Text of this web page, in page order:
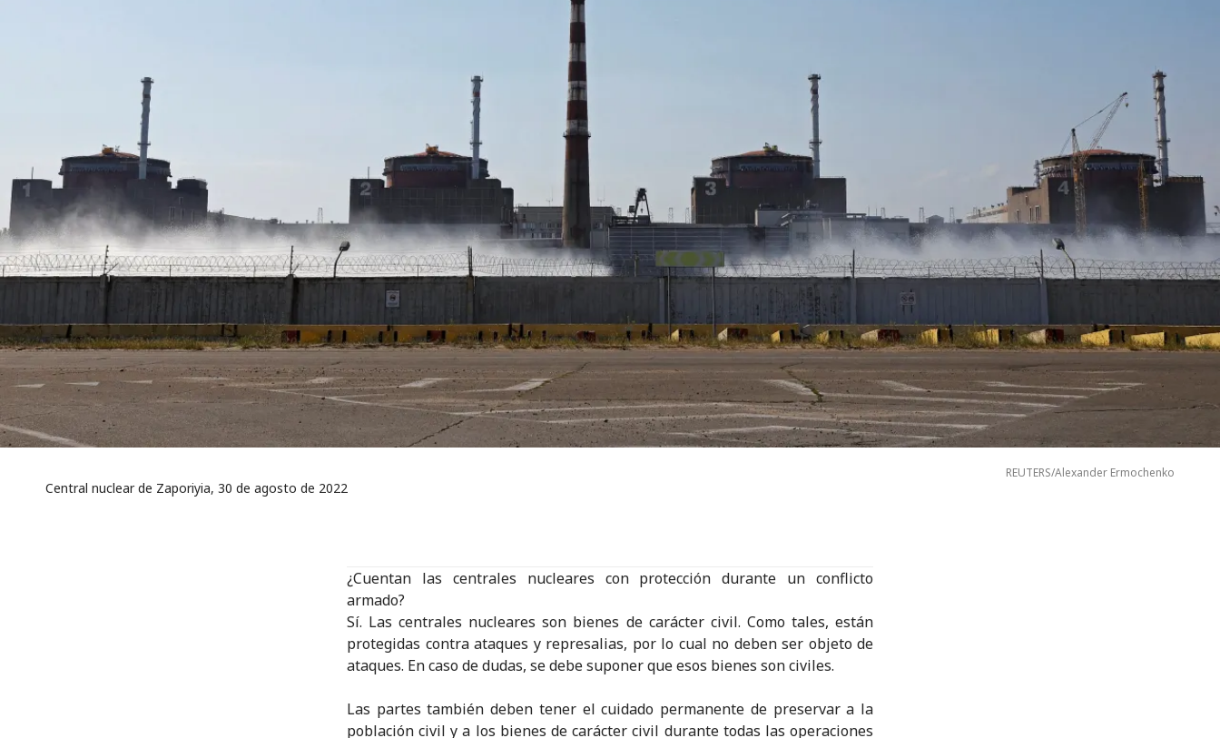
REUTERS/Alexander Ermochenko
Central nuclear de Zaporiyia, 30 de agosto de 2022
¿Cuentan las centrales nucleares con protección durante un conflicto
armado?
Sí. Las centrales nucleares son bienes de carácter civil. Como tales, están
protegidas contra ataques y represalias, por lo cual no deben ser objeto de
ataques. En caso de dudas, se debe suponer que esos bienes son civiles.
Las partes también deben tener el cuidado permanente de preservar a la
población civil y a los bienes de carácter civil durante todas las operaciones